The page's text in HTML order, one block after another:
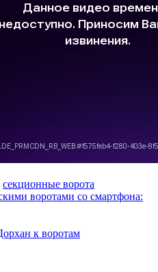
секционные ворота
воротами со смартфона:
к воротам